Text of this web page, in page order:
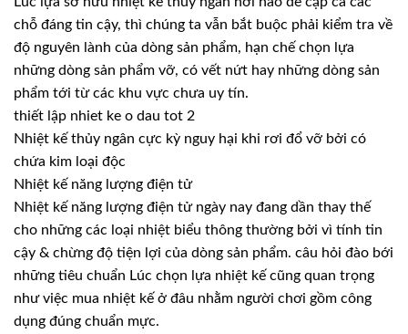
chỗ đáng tin cậy, thì chúng ta vẫn bắt buộc phải kiểm tra về
độ nguyên lành của dòng sản phẩm, hạn chế chọn lựa
những dòng sản phẩm vỡ, có vết nứt hay những dòng sản
phẩm tới từ các khu vực chưa uy tín.
thiết lập nhiet ke o dau tot 2
Nhiệt kế thủy ngân cực kỳ nguy hại khi rơi đổ vỡ bởi có
chứa kim loại độc
Nhiệt kế năng lượng điện tử
Nhiệt kế năng lượng điện tử ngày nay đang dần thay thế
cho những các loại nhiệt biểu thông thường bởi vì tính tin
cậy & chừng độ tiện lợi của dòng sản phẩm. câu hỏi đào bới
những tiêu chuẩn Lúc chọn lựa nhiệt kế cũng quan trọng
như việc mua nhiệt kế ở đâu nhằm người chơi gồm công
dụng đúng chuẩn mực.